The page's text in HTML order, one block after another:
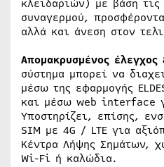
κλειδαριών) με βάση τις
συναγερμού,
αλλά και άνεση στον
Απομακρυσμένος έλεγχος
σύστημα μπορεί να
μέσω της εφαρμογής
και μέσω web interface
Υποστηρίζει, επίσης,
SIM με 4G / LTE για
Κέντρα Λήψης Σημάτων,
Wi-Fi ή καλώδια.